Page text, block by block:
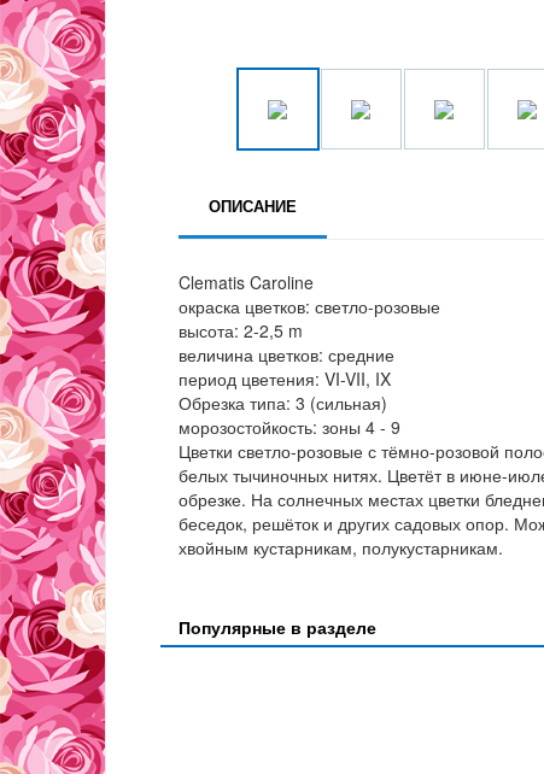
ОПИСАНИЕ
Clematis Caroline
окраска цветков: светло-розовые
высота: 2-2,5 m
величина цветков: средние
период цветения: VI-VII, IX
Обрезка типа: 3 (сильная)
морозостойкость: зоны 4 - 9
Цветки светло-розовые с тёмно-розовой
белых тычиночных нитях. Цветёт в июне-
обрезке. На солнечных местах цветки
беседок, решёток и других садовых опор.
хвойным кустарникам, полукустарникам.
Популярные в разделе